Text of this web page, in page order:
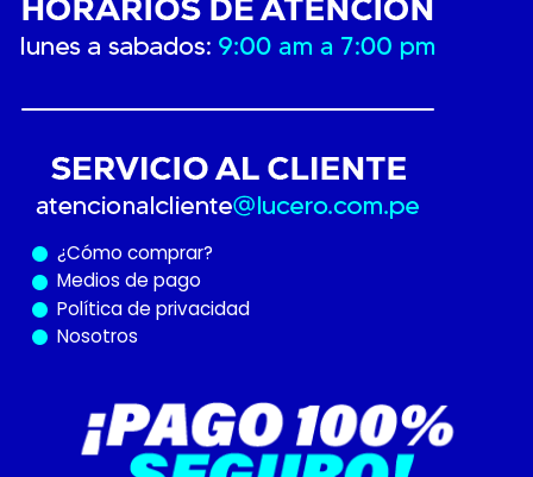
¿Cómo comprar?
Medios de pago
Política de privacidad
Nosotros